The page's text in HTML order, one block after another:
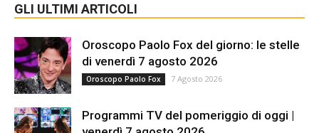
GLI ULTIMI ARTICOLI
Oroscopo Paolo Fox del giorno: le stelle
di venerdì 7 agosto 2026
Oroscopo Paolo Fox 7 Agosto 2026
Programmi TV del pomeriggio di oggi |